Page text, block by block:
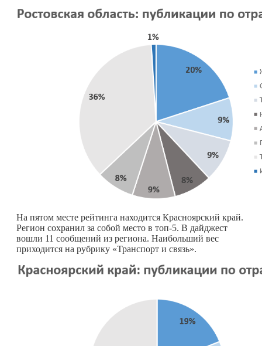
На пятом месте рейтинга находится Красноярский край.
Регион сохранил за собой место в топ-5. В дайджест
вошли 11 сообщений из региона. Наибольший вес
приходится на рубрику «Транспорт и связь».